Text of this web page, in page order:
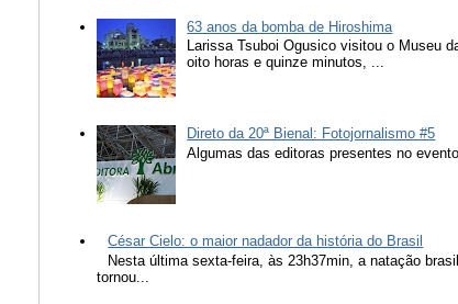
63 anos da bomba de Hiroshima
Larissa Tsuboi Ogusico visitou o Museu
oito horas e quinze minutos, ...
Direto da 20ª Bienal: Fotojornalismo #5
Algumas das editoras presentes no
César Cielo: o maior nadador da história do Brasil
Nesta última sexta-feira, às 23h37min, a natação
tornou...